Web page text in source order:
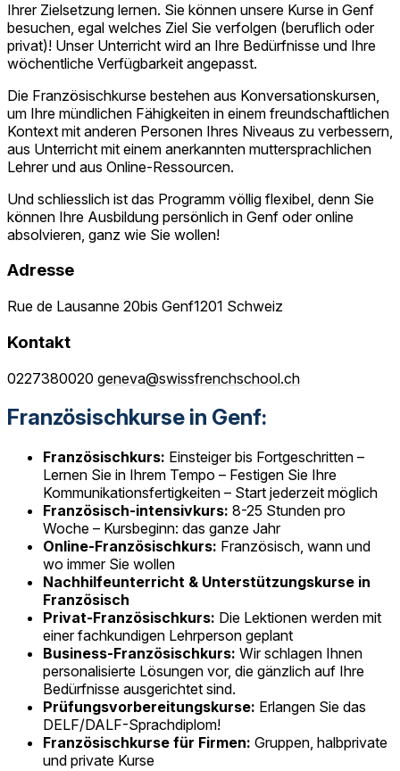
Ihrer Zielsetzung lernen. Sie können unsere Kurse in Genf
besuchen, egal welches Ziel Sie verfolgen (beruflich oder
privat)! Unser Unterricht wird an Ihre Bedürfnisse und Ihre
wöchentliche Verfügbarkeit angepasst.
Die Französischkurse bestehen aus Konversationskursen,
um Ihre mündlichen Fähigkeiten in einem freundschaftlichen
Kontext mit anderen Personen Ihres Niveaus zu verbessern,
aus Unterricht mit einem anerkannten muttersprachlichen
Lehrer und aus Online-Ressourcen.
Und schliesslich ist das Programm völlig flexibel, denn Sie
können Ihre Ausbildung persönlich in Genf oder online
absolvieren, ganz wie Sie wollen!
Adresse
Rue de Lausanne 20bis Genf1201 Schweiz
Kontakt
0227380020 geneva@swissfrenchschool.ch
Französischkurse in Genf:
Französischkurs: Einsteiger bis Fortgeschritten –
Lernen Sie in Ihrem Tempo – Festigen Sie Ihre
Kommunikationsfertigkeiten – Start jederzeit möglich
Französisch-intensivkurs: 8-25 Stunden pro
Woche – Kursbeginn: das ganze Jahr
Online-Französischkurs: Französisch, wann und
wo immer Sie wollen
Nachhilfeunterricht & Unterstützungskurse in
Französisch
Privat-Französischkurs: Die Lektionen werden mit
einer fachkundigen Lehrperson geplant
Business-Französischkurs: Wir schlagen Ihnen
personalisierte Lösungen vor, die gänzlich auf Ihre
Bedürfnisse ausgerichtet sind.
Prüfungsvorbereitungskurse: Erlangen Sie das
DELF/DALF-Sprachdiplom!
Französischkurse für Firmen: Gruppen, halbprivate
und private Kurse